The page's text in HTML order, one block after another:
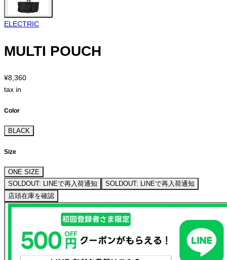
ELECTRIC
MULTI POUCH
¥8,360
tax in
Color
BLACK
Size
ONE SIZE
SOLDOUT: LINEで再入荷通知
SOLDOUT: LINEで再入荷通知
店頭在庫を確認